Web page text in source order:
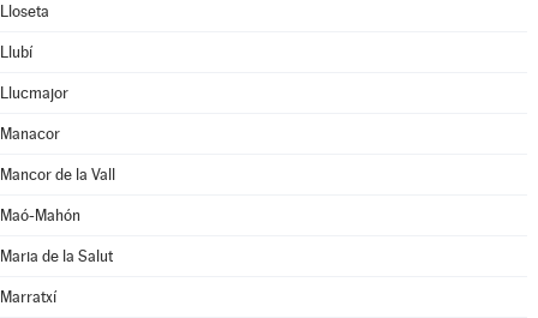
Lloseta
Llubí
Llucmajor
Manacor
Mancor de la Vall
Maó-Mahón
Maria de la Salut
Marratxí